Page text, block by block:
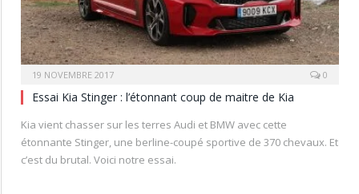
19 NOVEMBRE 2017 0
Essai Kia Stinger : l’étonnant coup de maitre de Kia
Kia vient chasser sur les terres Audi et BMW avec cette
étonnante Stinger, une berline-coupé sportive de 370 chevaux. Et
c’est du brutal. Voici notre essai.